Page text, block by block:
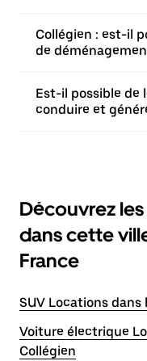
Collégien : est-il
de
Est-il possible de
conduire et
Découvrez
dans cette
France
SUV Locations dans
Voiture électrique
Collégien